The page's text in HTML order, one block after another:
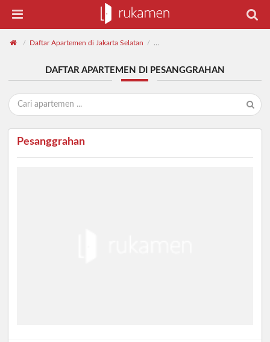
/ Daftar Apartemen di Jakarta Selatan /
DAFTAR APARTEMEN DI PESANGGRAHAN
Pesanggrahan